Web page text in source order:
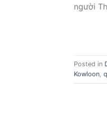
người
Posted in
Kowloon